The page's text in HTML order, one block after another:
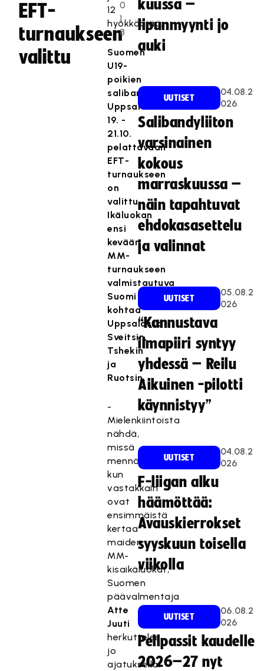
EFT-
turnaukseen
valittu
0
1
8
12
hyökkääjää.
Suomen
U19-
poikien
salibandymaajoukkue
Uppsalassa
19. -
21.10.
pelattavaan
EFT-
turnaukseen
on
valittu.
Ikäluokan
ensi
kevään
MM-
turnaukseen
valmistautuva
Suomi
kohtaa
Uppsalassa
Sveitsin,
Tshekin
ja
Ruotsin.
-
Mielenkiintoista
nähdä,
missä
mennään,
kun
vastakkain
ovat
ensimmäistä
kertaa
maiden
MM-
kisaikäluokat,
Suomen
päävalmentaja
Atte
Juuti
herkuttelee
jo
ajatuksella.
kuussa –
lipunmyynti jo
auki
UUTISET
04.08.2
026
Salibandyliiton
varsinainen
kokous
marraskuussa –
näin tapahtuvat
ehdokasasettelu
ja valinnat
UUTISET
05.08.2
026
“Kannustava
ilmapiiri syntyy
yhdessä – Reilu
Aikuinen -pilotti
käynnistyy”
UUTISET
04.08.2
026
F-liigan alku
häämöttää:
Avauskierrokset
syyskuun toisella
viikolla
UUTISET
06.08.2
026
Pelipassit kaudelle
2026–27 nyt